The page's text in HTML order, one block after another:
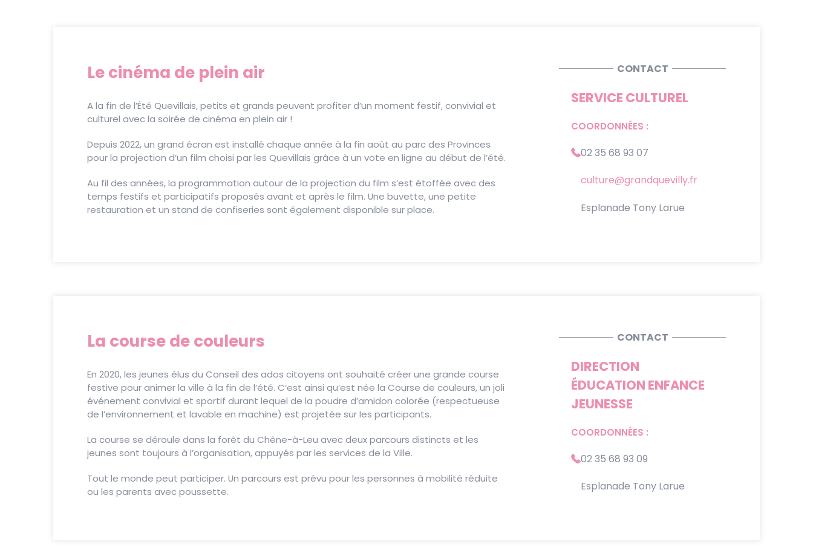
Le cinéma de plein air
A la fin de l’Été Quevillais, petits et grands peuvent profiter d’un moment festif, convivial et
culturel avec la soirée de cinéma en plein air !
Depuis 2022, un grand écran est installé chaque année à la fin août au parc des Provinces
pour la projection d’un film choisi par les Quevillais grâce à un vote en ligne au début de l’été.
Au fil des années, la programmation autour de la projection du film s’est étoffée avec des
temps festifs et participatifs proposés avant et après le film. Une buvette, une petite
restauration et un stand de confiseries sont également disponible sur place.
CONTACT
SERVICE CULTUREL
COORDONNÉES :
02 35 68 93 07
culture@grandquevilly.fr
Esplanade Tony Larue
La course de couleurs
En 2020, les jeunes élus du Conseil des ados citoyens ont souhaité créer une grande course
festive pour animer la ville à la fin de l’été. C’est ainsi qu’est née la Course de couleurs, un joli
événement convivial et sportif durant lequel de la poudre d’amidon colorée (respectueuse
de l’environnement et lavable en machine) est projetée sur les participants.
La course se déroule dans la forêt du Chêne-à-Leu avec deux parcours distincts et les
jeunes sont toujours à l’organisation, appuyés par les services de la Ville.
Tout le monde peut participer. Un parcours est prévu pour les personnes à mobilité réduite
ou les parents avec poussette.
CONTACT
DIRECTION
ÉDUCATION ENFANCE
JEUNESSE
COORDONNÉES :
02 35 68 93 09
Esplanade Tony Larue